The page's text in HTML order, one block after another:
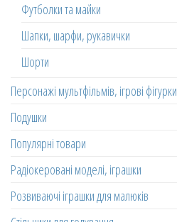
Футболки та майки
Шапки, шарфи, рукавички
Шорти
Персонажі мультфільмів, ігрові фігурки
Подушки
Популярні товари
Радіокеровані моделі, іграшки
Розвиваючі іграшки для малюків